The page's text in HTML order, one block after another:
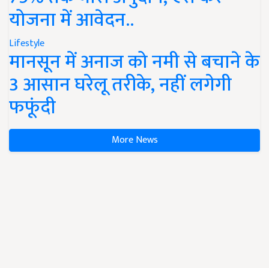
योजना में आवेदन..
Lifestyle
मानसून में अनाज को नमी से बचाने के
3 आसान घरेलू तरीके, नहीं लगेगी
फफूंदी
More News